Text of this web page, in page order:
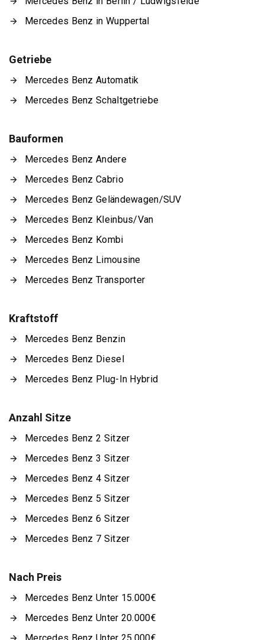
Mercedes Benz in Wuppertal
Getriebe
Mercedes Benz Automatik
Mercedes Benz Schaltgetriebe
Bauformen
Mercedes Benz Andere
Mercedes Benz Cabrio
Mercedes Benz Geländewagen/SUV
Mercedes Benz Kleinbus/Van
Mercedes Benz Kombi
Mercedes Benz Limousine
Mercedes Benz Transporter
Kraftstoff
Mercedes Benz Benzin
Mercedes Benz Diesel
Mercedes Benz Plug-In Hybrid
Anzahl Sitze
Mercedes Benz 2 Sitzer
Mercedes Benz 3 Sitzer
Mercedes Benz 4 Sitzer
Mercedes Benz 5 Sitzer
Mercedes Benz 6 Sitzer
Mercedes Benz 7 Sitzer
Nach Preis
Mercedes Benz Unter 15.000€
Mercedes Benz Unter 20.000€
Mercedes Benz Unter 25.000€